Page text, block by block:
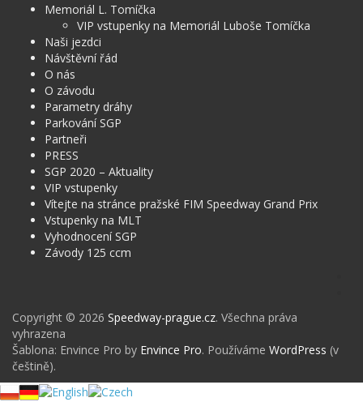
Memoriál L. Tomíčka
VIP vstupenky na Memoriál Luboše Tomíčka
Naši jezdci
Návštěvní řád
O nás
O závodu
Parametry dráhy
Parkování SGP
Partneři
PRESS
SGP 2020 – Aktuality
VIP vstupenky
Vítejte na stránce pražské FIM Speedway Grand Prix
Vstupenky na MLT
Vyhodnocení SGP
Závody 125 ccm
Copyright © 2026 Speedway-prague.cz. Všechna práva
vyhrazena
Šablona: Envince Pro by Envince Pro. Používáme WordPress (v
češtině).